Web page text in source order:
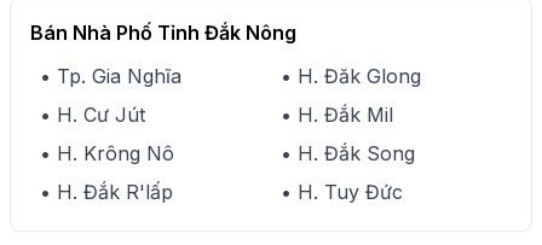
Bán Nhà Phố Tỉnh Đắk Nông
• Tp. Gia Nghĩa
• H. Đăk Glong
• H. Cư Jút
• H. Đắk Mil
• H. Krông Nô
• H. Đắk Song
• H. Đắk R'lấp
• H. Tuy Đức